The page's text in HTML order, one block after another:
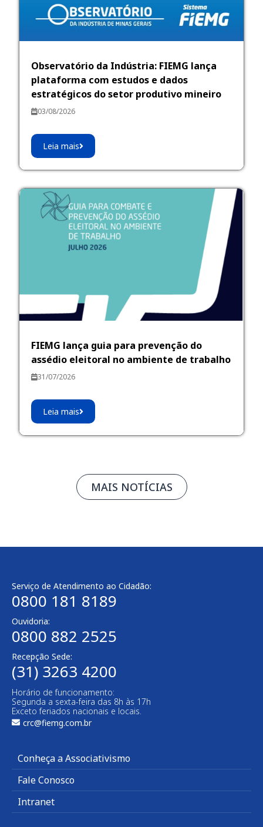
Observatório da Indústria: FIEMG lança
plataforma com estudos e dados
estratégicos do setor produtivo mineiro
03/08/2026
Leia mais
FIEMG lança guia para prevenção do
assédio eleitoral no ambiente de trabalho
31/07/2026
Leia mais
MAIS NOTÍCIAS
Serviço de Atendimento ao Cidadão:
0800 181 8189
Ouvidoria:
0800 882 2525
Recepção Sede:
(31) 3263 4200
Horário de funcionamento:
Segunda a sexta-feira das 8h às 17h
Exceto feriados nacionais e locais.
crc@fiemg.com.br
Conheça a Associativismo
Fale Conosco
Intranet